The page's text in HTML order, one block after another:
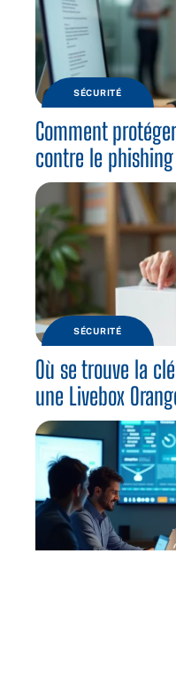
SÉCURITÉ
Comment
contre le
SÉCURITÉ
Où se trouve la
une Livebox